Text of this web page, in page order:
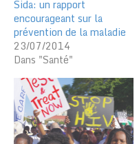
Sida: un rapport
encourageant sur la
prévention de la maladie
23/07/2014
Dans "Santé"